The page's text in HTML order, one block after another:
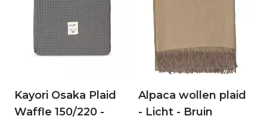
Kayori Osaka Plaid
Waffle 150/220 -
Alpaca wollen plaid
- Licht - Bruin